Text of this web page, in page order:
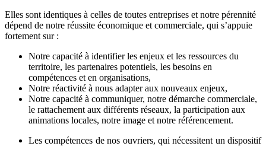
Elles sont identiques à celles de toutes entreprises et notre pérennité
dépend de notre réussite économique et commerciale, qui s’appuie
fortement sur :
Notre capacité à identifier les enjeux et les ressources du
territoire, les partenaires potentiels, les besoins en
compétences et en organisations,
Notre réactivité à nous adapter aux nouveaux enjeux,
Notre capacité à communiquer, notre démarche commerciale,
le rattachement aux différents réseaux, la participation aux
animations locales, notre image et notre référencement.
Les compétences de nos ouvriers, qui nécessitent un dispositif